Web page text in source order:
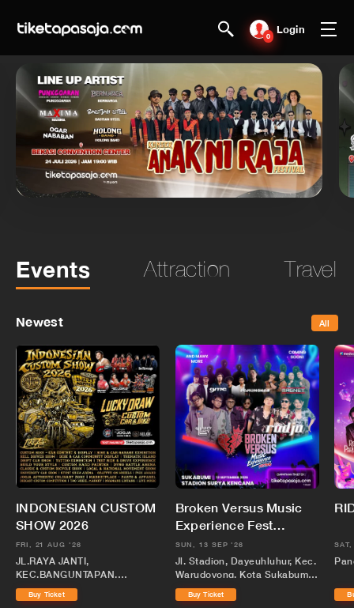
0
Login
Events Attraction Travel
Newest All
INDONESIAN CUSTOM
SHOW 2026
FRI, 21 AUG '26
JL.RAYA JANTI,
KEC.BANGUNTAPAN,
KABUPATEN BANTUL,
DAERAH ISTIMEWA
Buy Ticket
Broken Versus Music
Experience Fest
Sukabumi
SUN, 13 SEP '26
Jl. Stadion, Dayeuhluhur, Kec.
Warudoyong, Kota Sukabumi,
Jawa Barat 43131
Buy Ticket